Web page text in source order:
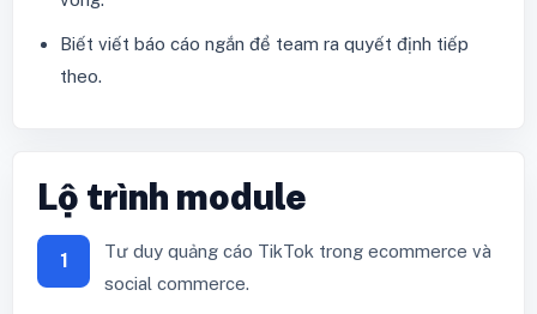
Biết viết báo cáo ngắn để team ra quyết định tiếp
theo.
Lộ trình module
1
Tư duy quảng cáo TikTok trong ecommerce và
social commerce.